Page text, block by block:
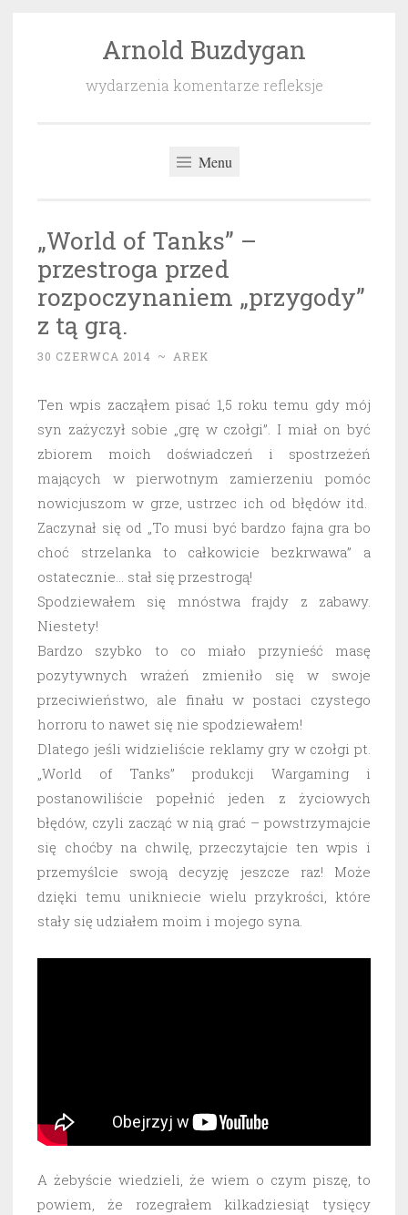
Arnold Buzdygan
wydarzenia komentarze refleksje
Menu
„World of Tanks” –
przestroga przed
rozpoczynaniem „przygody”
z tą grą.
30 CZERWCA 2014 ~ AREK
Ten wpis zacząłem pisać 1,5 roku temu gdy mój
syn zażyczył sobie „grę w czołgi”. I miał on być
zbiorem moich doświadczeń i spostrzeżeń
mających w pierwotnym zamierzeniu pomóc
nowicjuszom w grze, ustrzec ich od błędów itd.
Zaczynał się od „To musi być bardzo fajna gra bo
choć strzelanka to całkowicie bezkrwawa” a
ostatecznie… stał się przestrogą!
Spodziewałem się mnóstwa frajdy z zabawy.
Niestety!
Bardzo szybko to co miało przynieść masę
pozytywnych wrażeń zmieniło się w swoje
przeciwieństwo, ale finału w postaci czystego
horroru to nawet się nie spodziewałem!
Dlatego jeśli widzieliście reklamy gry w czołgi pt.
„World of Tanks” produkcji Wargaming i
postanowiliście popełnić jeden z życiowych
błędów, czyli zacząć w nią grać – powstrzymajcie
się choćby na chwilę, przeczytajcie ten wpis i
przemyślcie swoją decyzję jeszcze raz! Może
dzięki temu unikniecie wielu przykrości, które
stały się udziałem moim i mojego syna.
A żebyście wiedzieli, że wiem o czym piszę, to
powiem, że rozegrałem kilkadziesiąt tysięcy